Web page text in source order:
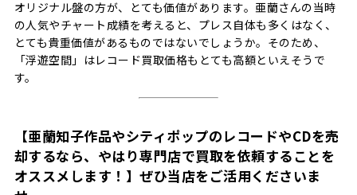
オリジナル盤の方が、とても価値があります。亜蘭さんの当時
の人気やチャート成績を考えると、プレス自体も多くはなく、
とても貴重価値があるものではないでしょうか。そのため、
「浮遊空間」はレコード買取価格もとても高額といえそうで
す。
【亜蘭知子作品やシティポップのレコードやCDを売
却するなら、やはり専門店で買取を依頼することを
オススメします！】ぜひ当店をご活用くださいま